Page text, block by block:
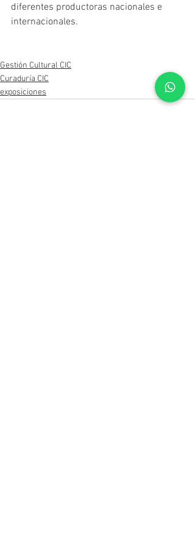
diferentes productoras nacionales e
internacionales.
Gestión Cultural CIC
Curaduría CIC
exposiciones